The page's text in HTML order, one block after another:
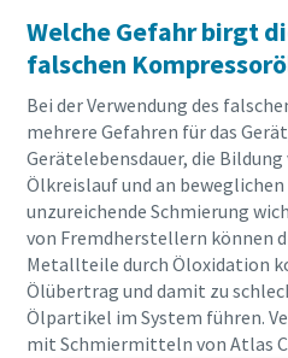
Alles, was Sie über Ihren
Förderprozess wissen
Entdecken Sie, wie Sie einen
Förderprozess schaffen
Erfahren Sie mehr
Welche Gefahr birgt
falschen
Bei der Verwendung des
mehrere Gefahren für das
Gerätelebensdauer, die
Ölkreislauf und an
unzureichende Schmierung
von Fremdherstellern können
Metallteile durch Öloxidation
Ölübertrag und damit zu
Ölpartikel im System führen.
mit Schmiermitteln von Atlas